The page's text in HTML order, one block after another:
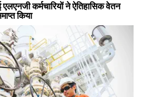
कर्मचारियों ने ऐतिहासिक वेतन
किया